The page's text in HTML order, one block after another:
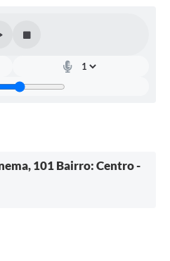
101 Bairro: Centro -